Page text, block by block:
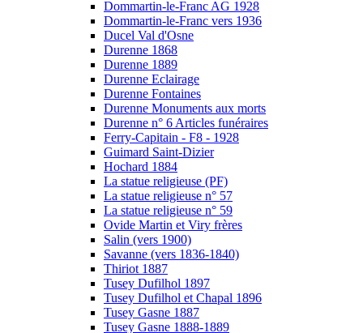
Dommartin-le-Franc AG 1928
Dommartin-le-Franc vers 1936
Ducel Val d'Osne
Durenne 1868
Durenne 1889
Durenne Eclairage
Durenne Fontaines
Durenne Monuments aux morts
Durenne n° 6 Articles funéraires
Ferry-Capitain - F8 - 1928
Guimard Saint-Dizier
Hochard 1884
La statue religieuse (PF)
La statue religieuse n° 57
La statue religieuse n° 59
Ovide Martin et Viry frères
Salin (vers 1900)
Savanne (vers 1836-1840)
Thiriot 1887
Tusey Dufilhol 1897
Tusey Dufilhol et Chapal 1896
Tusey Gasne 1887
Tusey Gasne 1888-1889